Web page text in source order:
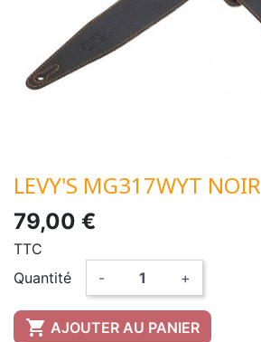
LEVY'S MG317WYT NOIR
79,00 €
TTC
Quantité
- +
 AJOUTER AU PANIER